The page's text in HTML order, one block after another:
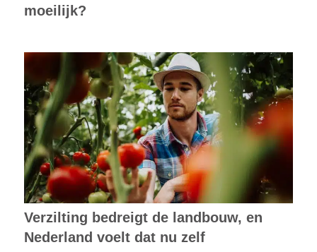
moeilijk?
Verzilting bedreigt de landbouw, en
Nederland voelt dat nu zelf